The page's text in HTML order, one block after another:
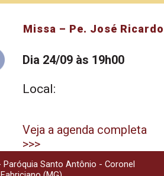
Missa – Pe. José Ricardo
Dia 24/09 às 19h00
Local:
Veja a agenda completa
>>>
Santo Antônio - Coronel